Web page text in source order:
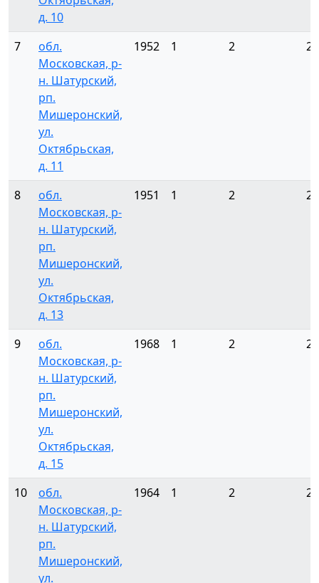
д. 10
7
обл.
Московская, р-
н. Шатурский,
рп.
Мишеронский,
ул.
Октябрьская,
д. 11
1952 1 2 2
8
обл.
Московская, р-
н. Шатурский,
рп.
Мишеронский,
ул.
Октябрьская,
д. 13
1951 1 2 2
9
обл.
Московская, р-
н. Шатурский,
рп.
Мишеронский,
ул.
Октябрьская,
д. 15
1968 1 2 2
10
обл.
Московская, р-
н. Шатурский,
рп.
Мишеронский,
ул.
1964 1 2 2